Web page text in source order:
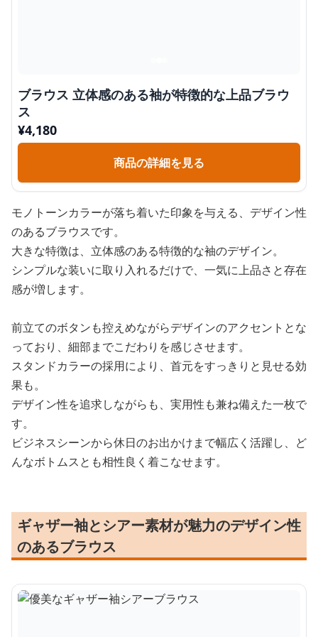
ブラウス 立体感のある袖が特徴的な上品ブラウ
ス
¥4,180
商品の詳細を見る
モノトーンカラーが落ち着いた印象を与える、デザイン性
のあるブラウスです。
大きな特徴は、立体感のある特徴的な袖のデザイン。
シンプルな装いに取り入れるだけで、一気に上品さと存在
感が増します。
前立てのボタンも控えめながらデザインのアクセントとな
っており、細部までこだわりを感じさせます。
スタンドカラーの採用により、首元をすっきりと見せる効
果も。
デザイン性を追求しながらも、実用性も兼ね備えた一枚で
す。
ビジネスシーンから休日のお出かけまで幅広く活躍し、ど
んなボトムスとも相性良く着こなせます。
ギャザー袖とシアー素材が魅力のデザイン性
のあるブラウス